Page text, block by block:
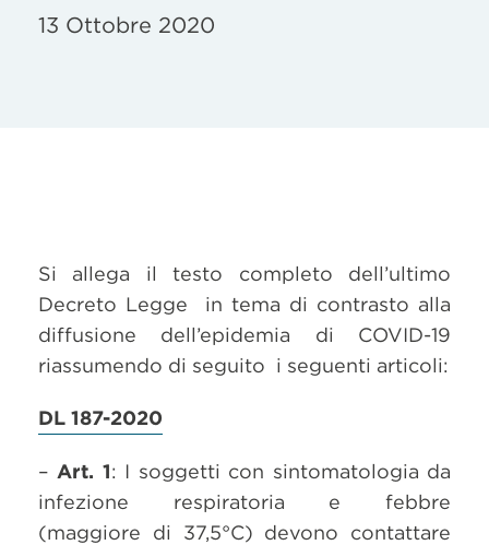
13 Ottobre 2020
Si allega il testo completo dell’ultimo
Decreto Legge in tema di contrasto alla
diffusione dell’epidemia di COVID-19
riassumendo di seguito i seguenti articoli:
DL 187-2020
– Art. 1: I soggetti con sintomatologia da
infezione respiratoria e febbre
(maggiore di 37,5°C) devono contattare